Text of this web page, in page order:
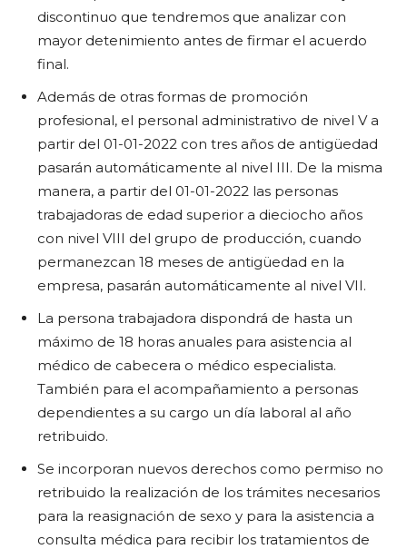
discontinuo que tendremos que analizar con
mayor detenimiento antes de firmar el acuerdo
final.
Además de otras formas de promoción
profesional, el personal administrativo de nivel V a
partir del 01-01-2022 con tres años de antigüedad
pasarán automáticamente al nivel III. De la misma
manera, a partir del 01-01-2022 las personas
trabajadoras de edad superior a dieciocho años
con nivel VIII del grupo de producción, cuando
permanezcan 18 meses de antigüedad en la
empresa, pasarán automáticamente al nivel VII.
La persona trabajadora dispondrá de hasta un
máximo de 18 horas anuales para asistencia al
médico de cabecera o médico especialista.
También para el acompañamiento a personas
dependientes a su cargo un día laboral al año
retribuido.
Se incorporan nuevos derechos como permiso no
retribuido la realización de los trámites necesarios
para la reasignación de sexo y para la asistencia a
consulta médica para recibir los tratamientos de